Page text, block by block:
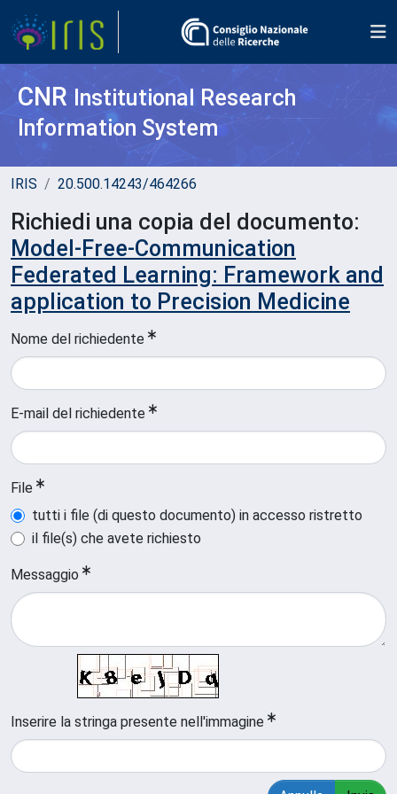
CNR Institutional Research
Information System
IRIS 20.500.14243/464266
Richiedi una copia del documento:
Model-Free-Communication
Federated Learning: Framework and
application to Precision Medicine
Nome del richiedente
E-mail del richiedente
File
tutti i file (di questo documento) in accesso ristretto
il file(s) che avete richiesto
Messaggio
Inserire la stringa presente nell'immagine